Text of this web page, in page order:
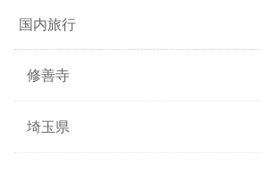
国内旅行
修善寺
埼玉県